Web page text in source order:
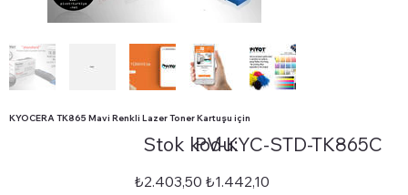
KYOCERA TK865 Mavi Renkli Lazer Toner Kartuşu için
Stok kodu:
kodu:
STD-
TK865C
PV-KYC-STD-TK865C
Orijinal
fiyat
₺2.403,50 İndirimli
fiyat
₺1.442,10